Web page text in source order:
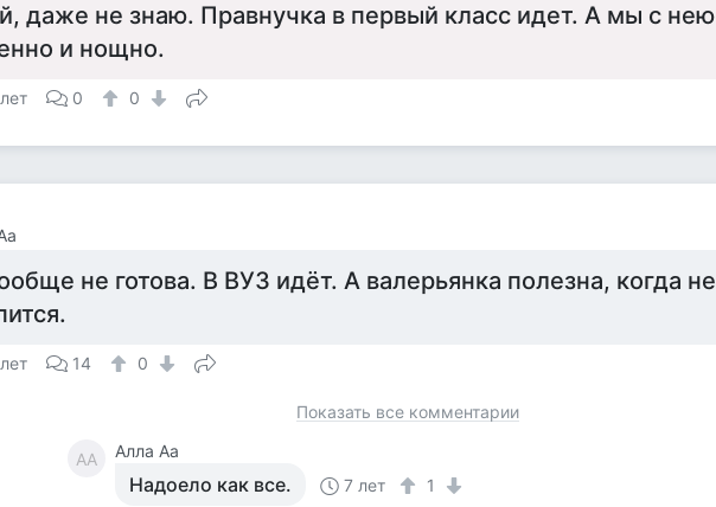
даже не знаю. Правнучка в первый класс идет. А мы с нею
и нощно.
0 0
не готова. В ВУЗ идёт. А валерьянка полезна, когда не
14 0
Показать все комментарии
АА Алла Аа
Надоело как все. 7 лет 1